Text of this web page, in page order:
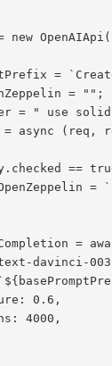
new
=
= "";
= " use
= async (req,
==
=
=
davinci-
0.6,
4000,